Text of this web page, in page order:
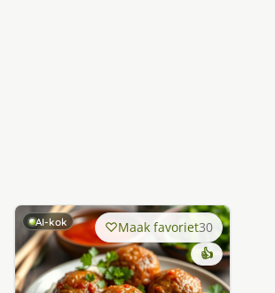
AI-kok Maak favoriet30
👍